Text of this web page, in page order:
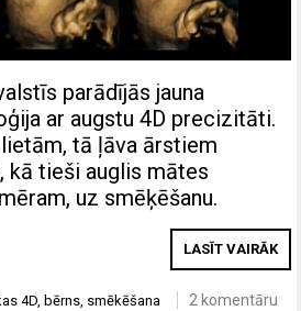
parādījās jauna
ar augstu 4D precizitāti.
tā ļāva ārstiem
tieši auglis mātes
uz smēķēšanu.
LASĪT VAIRĀK
4D, bērns, smēkēšana 2 komentāru